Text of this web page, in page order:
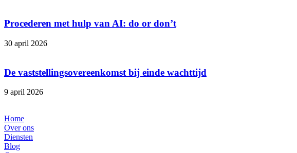
Procederen met hulp van AI: do or don’t
30 april 2026
De vaststellingsovereenkomst bij einde wachttijd
9 april 2026
Home
Over ons
Diensten
Blog